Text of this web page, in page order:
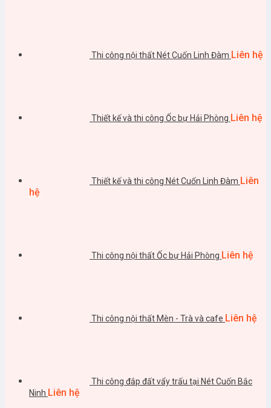
Thi công nội thất Nét Cuốn Linh Đàm Liên hệ
Thiết kế và thi công Ốc bự Hải Phòng Liên hệ
Thiết kế và thi công Nét Cuốn Linh Đàm Liên
hệ
Thi công nội thất Ốc bự Hải Phòng Liên hệ
Thi công nội thất Mèn - Trà và cafe Liên hệ
Thi công đắp đất vẩy trấu tại Nét Cuốn Bắc
Ninh Liên hệ